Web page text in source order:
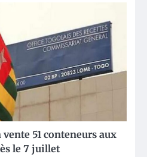
51 conteneurs aux
le 7 juillet